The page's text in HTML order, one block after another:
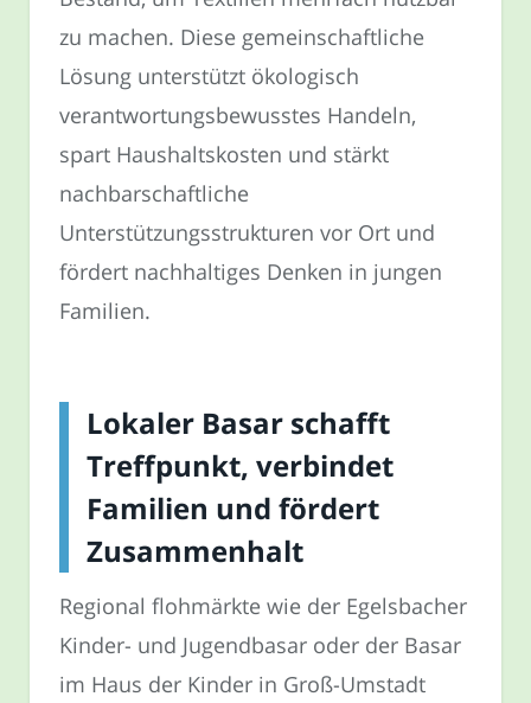
zu machen. Diese gemeinschaftliche
Lösung unterstützt ökologisch
verantwortungsbewusstes Handeln,
spart Haushaltskosten und stärkt
nachbarschaftliche
Unterstützungsstrukturen vor Ort und
fördert nachhaltiges Denken in jungen
Familien.
Lokaler Basar schafft
Treffpunkt, verbindet
Familien und fördert
Zusammenhalt
Regional flohmärkte wie der Egelsbacher
Kinder- und Jugendbasar oder der Basar
im Haus der Kinder in Groß-Umstadt